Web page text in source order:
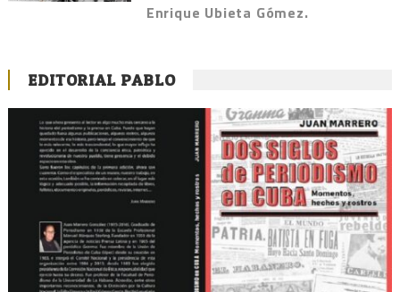
Enrique Ubieta Gómez.
EDITORIAL PABLO